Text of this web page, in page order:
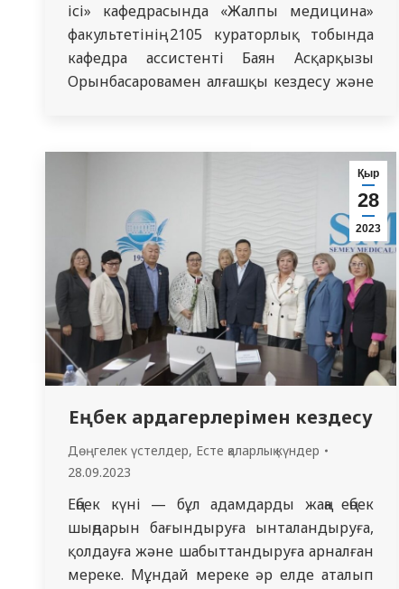
ісі» кафедрасында «Жалпы медицина»
факультетінің 2105 кураторлық тобында
кафедра ассистенті Баян Асқарқызы
Орынбасаровамен алғашқы кездесу және
университеттегі тәртіп ережелерімен
қатар, тәртіп саясатымен таныстырды.
Кездесу барысында студенттер 2023-2024
оқу жылына арналған тәрбие жұмысының
жоспарымен танысты.[/vc_column_text]
[/vc_column][/vc_row]
Қыр
28
2023
Еңбек ардагерлерімен кездесу
Дөңгелек үстелдер, Есте қаларлық күндер
28.09.2023
Еңбек күнi — бұл адамдарды жаңа еңбек
шыңдарын бағындыруға ынталандыруға,
қолдауға және шабыттандыруға арналған
мереке. Мұндай мереке әр елде аталып